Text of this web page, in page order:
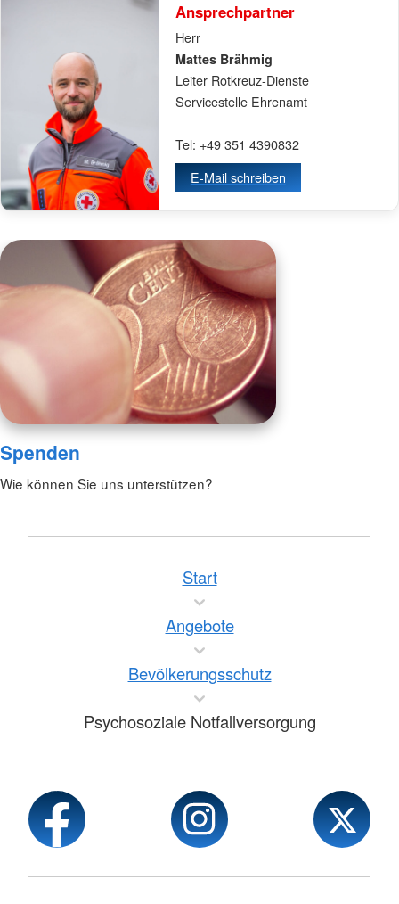
Ansprechpartner
Herr
Mattes Brähmig
Leiter Rotkreuz-Dienste
Servicestelle Ehrenamt
Tel: +49 351 4390832
E-Mail schreiben
Spenden
Wie können Sie uns unterstützen?
Start
Angebote
Bevölkerungsschutz
Psychosoziale Notfallversorgung